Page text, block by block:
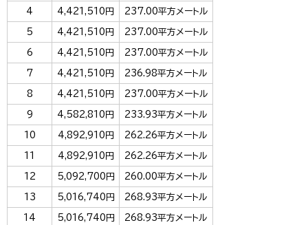
4 4,421,510円 237.00平方メートル
5 4,421,510円 237.00平方メートル
6 4,421,510円 237.00平方メートル
7 4,421,510円 236.98平方メートル
8 4,421,510円 237.00平方メートル
9 4,582,810円 233.93平方メートル
10 4,892,910円 262.26平方メートル
11 4,892,910円 262.26平方メートル
12 5,092,700円 260.00平方メートル
13 5,016,740円 268.93平方メートル
14 5,016,740円 268.93平方メートル